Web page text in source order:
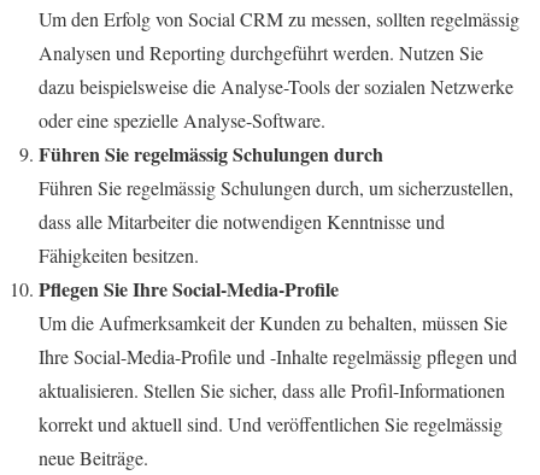
Um den Erfolg von Social CRM zu messen, sollten regelmässig
Analysen und Reporting durchgeführt werden. Nutzen Sie
dazu beispielsweise die Analyse-Tools der sozialen Netzwerke
oder eine spezielle Analyse-Software.
Führen Sie regelmässig Schulungen durch
Führen Sie regelmässig Schulungen durch, um sicherzustellen,
dass alle Mitarbeiter die notwendigen Kenntnisse und
Fähigkeiten besitzen.
Pflegen Sie Ihre Social-Media-Profile
Um die Aufmerksamkeit der Kunden zu behalten, müssen Sie
Ihre Social-Media-Profile und -Inhalte regelmässig pflegen und
aktualisieren. Stellen Sie sicher, dass alle Profil-Informationen
korrekt und aktuell sind. Und veröffentlichen Sie regelmässig
neue Beiträge.